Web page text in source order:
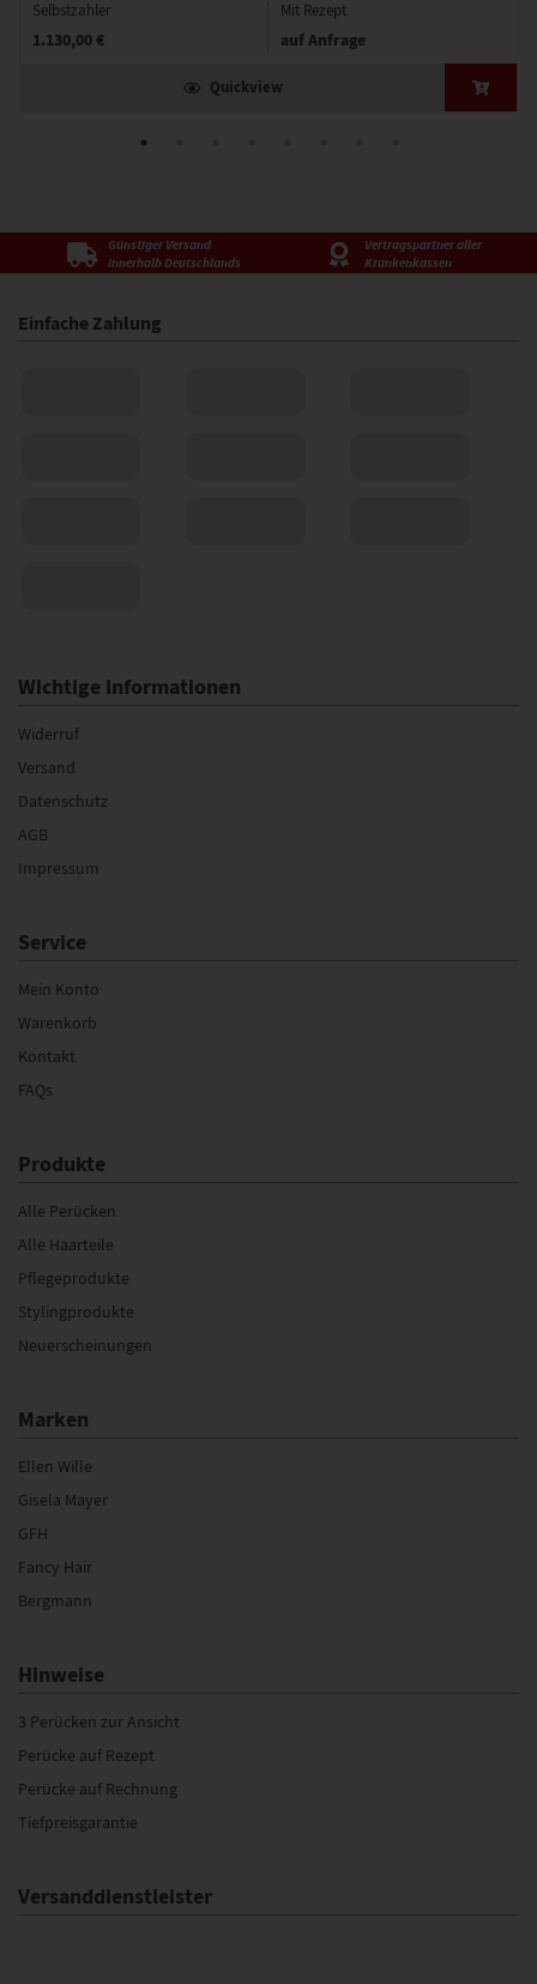
Selbstzahler
1.130,00 €
Mit Rezept
auf Anfrage
Quickview
Günstiger Versand
innerhalb Deutschlands
Vertragspartner aller
Krankenkassen
Einfache Zahlung
Wichtige Informationen
Widerruf
Versand
Datenschutz
AGB
Impressum
Service
Mein Konto
Warenkorb
Kontakt
FAQs
Produkte
Alle Perücken
Alle Haarteile
Pflegeprodukte
Stylingprodukte
Neuerscheinungen
Marken
Ellen Wille
Gisela Mayer
GFH
Fancy Hair
Bergmann
Hinweise
3 Perücken zur Ansicht
Perücke auf Rezept
Perücke auf Rechnung
Tiefpreisgarantie
Versanddienstleister